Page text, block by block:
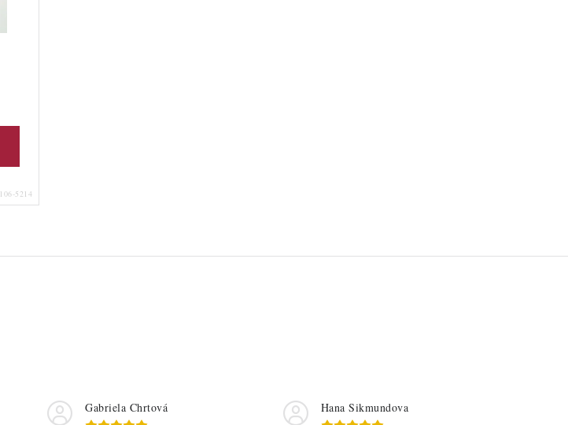
106-5214
Gabriela Chrtová Hana Sikmundova